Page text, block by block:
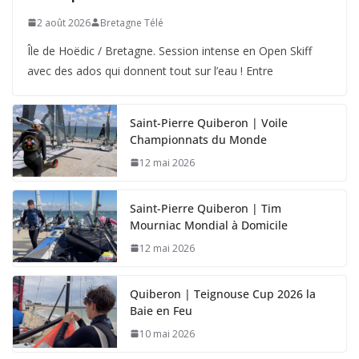
2 août 2026 Bretagne Télé
Île de Hoëdic / Bretagne. Session intense en Open Skiff
avec des ados qui donnent tout sur l’eau ! Entre
Saint-Pierre Quiberon | Voile
Championnats du Monde
12 mai 2026
Saint-Pierre Quiberon | Tim
Mourniac Mondial à Domicile
12 mai 2026
Quiberon | Teignouse Cup 2026 la
Baie en Feu
10 mai 2026